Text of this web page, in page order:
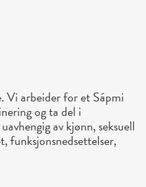
Vi arbeider for et Sápmi
og ta del i
av kjønn, seksuell
funksjonsnedsettelser,